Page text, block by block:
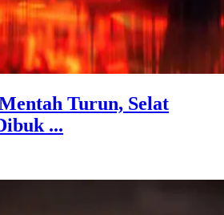
Turun, Selat
...